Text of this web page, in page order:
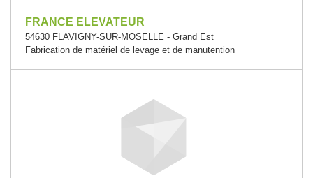
FRANCE ELEVATEUR
54630 FLAVIGNY-SUR-MOSELLE - Grand Est
Fabrication de matériel de levage et de manutention